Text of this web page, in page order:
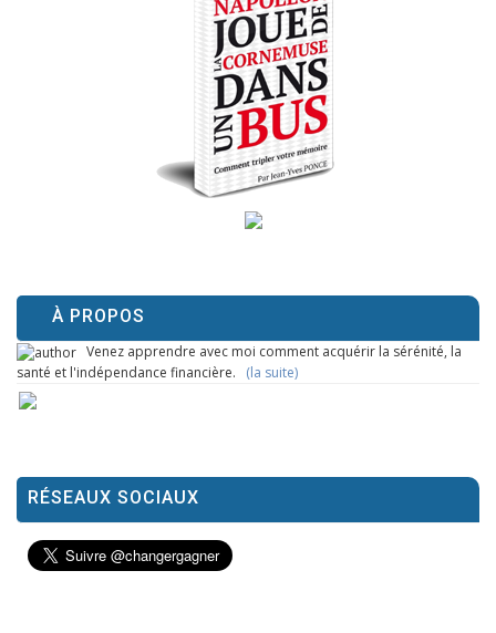
À PROPOS
Venez apprendre avec moi comment acquérir la sérénité, la
santé et l'indépendance financière. (la suite)
RÉSEAUX SOCIAUX